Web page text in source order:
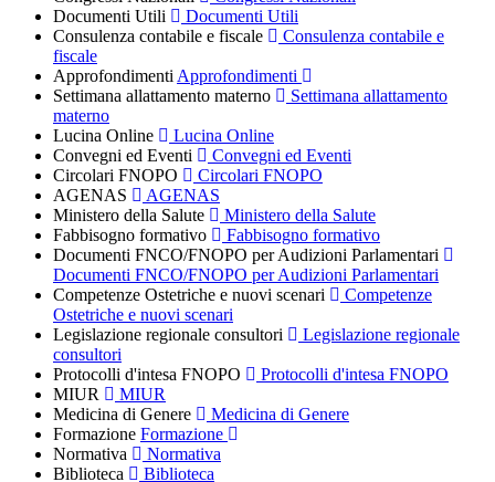
Documenti Utili
Documenti Utili
Consulenza contabile e fiscale
Consulenza contabile e
fiscale
Approfondimenti Approfondimenti
Settimana allattamento materno
Settimana allattamento
materno
Lucina Online
Lucina Online
Convegni ed Eventi
Convegni ed Eventi
Circolari FNOPO
Circolari FNOPO
AGENAS
AGENAS
Ministero della Salute
Ministero della Salute
Fabbisogno formativo
Fabbisogno formativo
Documenti FNCO/FNOPO per Audizioni Parlamentari
Documenti FNCO/FNOPO per Audizioni Parlamentari
Competenze Ostetriche e nuovi scenari
Competenze
Ostetriche e nuovi scenari
Legislazione regionale consultori
Legislazione regionale
consultori
Protocolli d'intesa FNOPO
Protocolli d'intesa FNOPO
MIUR
MIUR
Medicina di Genere
Medicina di Genere
Formazione Formazione
Normativa
Normativa
Biblioteca
Biblioteca